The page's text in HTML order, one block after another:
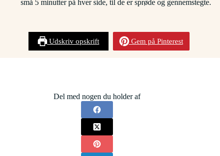
små 5 minutter på hver side, til de er sprøde og gennemstegte.
Udskriv opskrift Gem på Pinterest
Del med nogen du holder af